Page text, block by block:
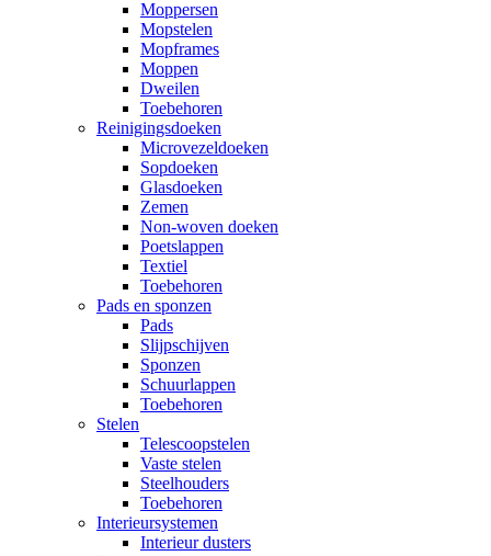
Moppersen
Mopstelen
Mopframes
Moppen
Dweilen
Toebehoren
Reinigingsdoeken
Microvezeldoeken
Sopdoeken
Glasdoeken
Zemen
Non-woven doeken
Poetslappen
Textiel
Toebehoren
Pads en sponzen
Pads
Slijpschijven
Sponzen
Schuurlappen
Toebehoren
Stelen
Telescoopstelen
Vaste stelen
Steelhouders
Toebehoren
Interieursystemen
Interieur dusters